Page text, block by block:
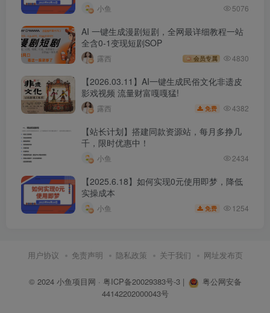
小鱼 5076
AI 一键生成漫剧短剧，全网最详细教程一站
全含0-1变现短剧SOP
露西 会员专属 4830
【2026.03.11】AI一键生成民俗文化非遗皮
影戏视频 流量财富嘎嘎猛!
露西 免费 4382
【站长计划】搭建同款资源站，每月多挣几
千，限时优惠中！
小鱼 2434
【2025.6.18】如何实现0元使用即梦，降低
实操成本
小鱼 免费 1254
用户协议 免责声明 隐私政策 关于我们 网址发布页
© 2024 小鱼项目网 · 粤ICP备20029383号-3|
粤公网安备
44142202000043号